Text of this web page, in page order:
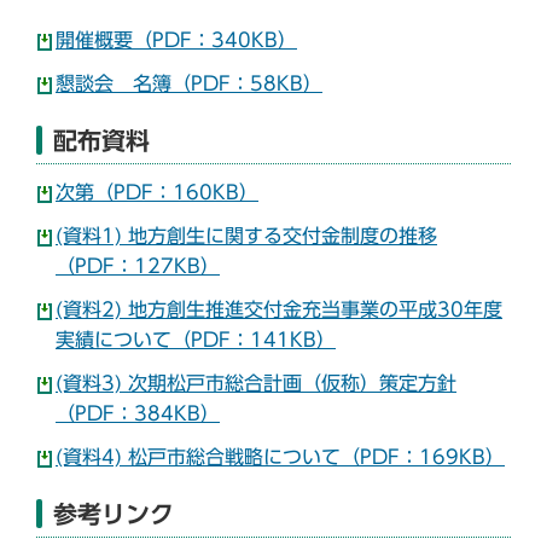
開催概要（PDF：340KB）
懇談会 名簿（PDF：58KB）
配布資料
次第（PDF：160KB）
(資料1) 地方創生に関する交付金制度の推移
（PDF：127KB）
(資料2) 地方創生推進交付金充当事業の平成30年度
実績について（PDF：141KB）
(資料3) 次期松戸市総合計画（仮称）策定方針
（PDF：384KB）
(資料4) 松戸市総合戦略について（PDF：169KB）
参考リンク